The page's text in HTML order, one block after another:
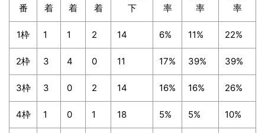
番
着
着
着
下
率
率
率
1枠 1 1 2 14 6% 11% 22%
2枠 3 4 0 11 17% 39% 39%
3枠 3 0 2 14 16% 16% 26%
4枠 1 0 1 18 5% 5% 10%